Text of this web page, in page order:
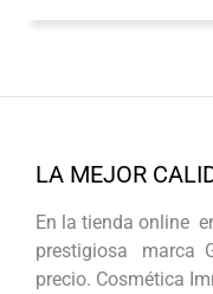
LA MEJOR
En la tienda online
prestigiosa marca
precio. Cosmética